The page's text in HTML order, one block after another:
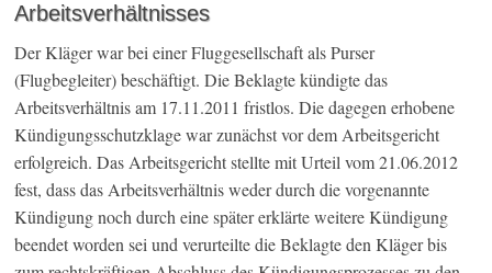
Arbeitsverhältnisses
Der Kläger war bei einer Fluggesellschaft als Purser
(Flugbegleiter) beschäftigt. Die Beklagte kündigte das
Arbeitsverhältnis am 17.11.2011 fristlos. Die dagegen erhobene
Kündigungsschutzklage war zunächst vor dem Arbeitsgericht
erfolgreich. Das Arbeitsgericht stellte mit Urteil vom 21.06.2012
fest, dass das Arbeitsverhältnis weder durch die vorgenannte
Kündigung noch durch eine später erklärte weitere Kündigung
beendet worden sei und verurteilte die Beklagte den Kläger bis